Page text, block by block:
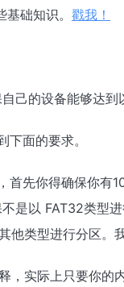
础知识。 戳我！
己的设备能够达到
面的要求。
首先你得确保你有
是以 FAT32类型
类型进行分区。
，实际上只要你